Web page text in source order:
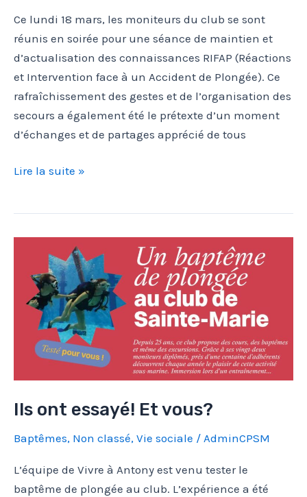
Ce lundi 18 mars, les moniteurs du club se sont
réunis en soirée pour une séance de maintien et
d’actualisation des connaissances RIFAP (Réactions
et Intervention face à un Accident de Plongée). Ce
rafraîchissement des gestes et de l’organisation des
secours a également été le prétexte d’un moment
d’échanges et de partages apprécié de tous
Un
Lire la suite »
Ils ont essayé! Et vous?
Baptêmes, Non classé, Vie sociale / AdminCPSM
L’équipe de Vivre à Antony est venu tester le
baptême de plongée au club. L’expérience a été